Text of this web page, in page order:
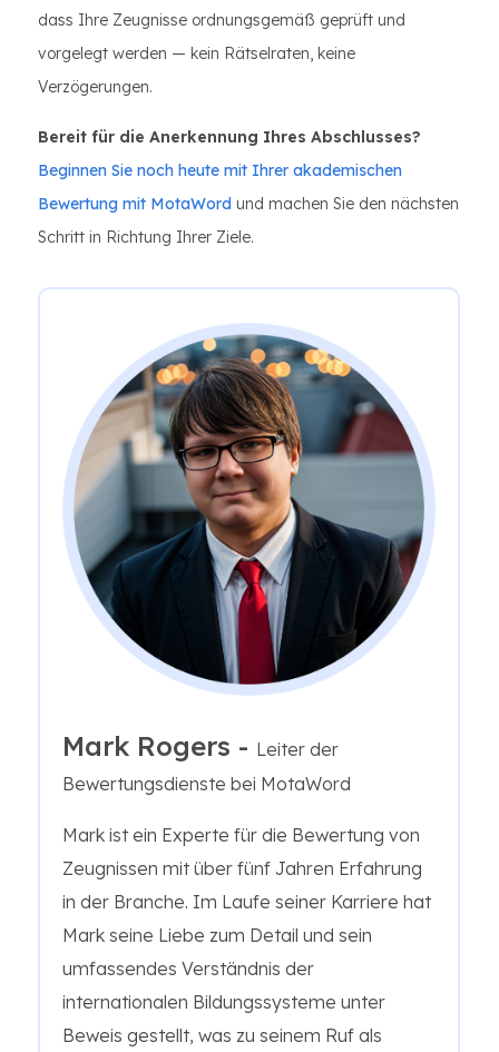
dass Ihre Zeugnisse ordnungsgemäß geprüft und
vorgelegt werden — kein Rätselraten, keine
Verzögerungen.
Bereit für die Anerkennung Ihres Abschlusses?
Beginnen Sie noch heute mit Ihrer akademischen
Bewertung mit MotaWord und machen Sie den nächsten
Schritt in Richtung Ihrer Ziele.
Mark Rogers - Leiter der
Bewertungsdienste bei MotaWord
Mark ist ein Experte für die Bewertung von
Zeugnissen mit über fünf Jahren Erfahrung
in der Branche. Im Laufe seiner Karriere hat
Mark seine Liebe zum Detail und sein
umfassendes Verständnis der
internationalen Bildungssysteme unter
Beweis gestellt, was zu seinem Ruf als